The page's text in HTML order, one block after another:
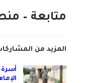
متابعة –
المزيد من